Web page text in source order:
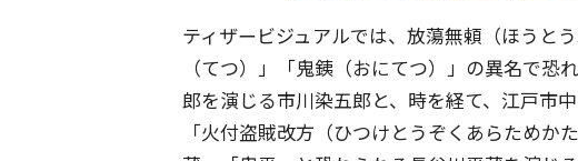
ティザービジュアルでは、放蕩無頼（ほうと
（てつ）」「鬼銕（おにてつ）」の異名で恐
郎を演じる市川染五郎と、時を経て、江戸市
「火付盗賊改方（ひつけとうぞくあらためか